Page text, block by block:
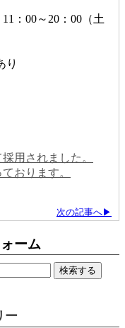
：00～20：00（土
り
用されました。
おります。
次の記事へ▶
ーム
ー